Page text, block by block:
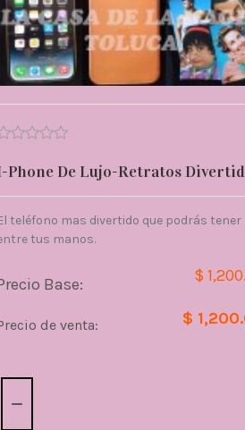
Phone De Lujo-Retratos
teléfono mas divertido que podrás tener
tus manos.
Base: $
de venta: $